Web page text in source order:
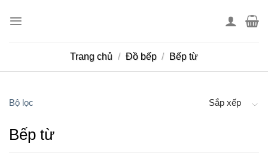
Trang chủ / Đồ bếp / Bếp từ
Bộ lọc Sắp xếp
Bếp từ